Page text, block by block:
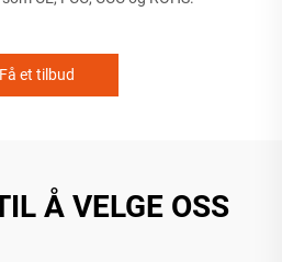
Få et tilbud
Å VELGE OSS